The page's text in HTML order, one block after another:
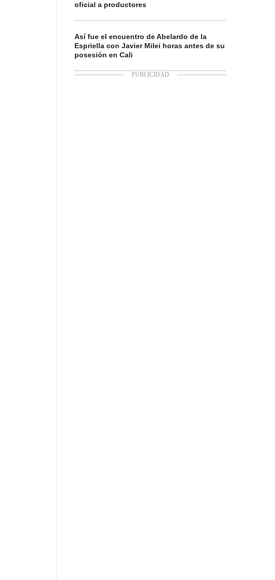
oficial a productores
Así fue el encuentro de Abelardo de la
Espriella con Javier Milei horas antes de su
posesión en Cali